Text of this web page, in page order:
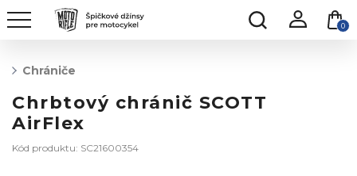
0
Chrániče
Chrbtový chránič SCOTT
AirFlex
Kód produktu: SC21600354